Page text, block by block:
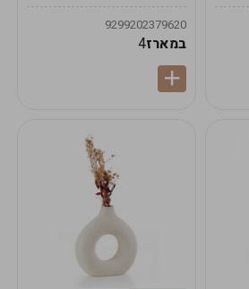
9299202379620
במארז4